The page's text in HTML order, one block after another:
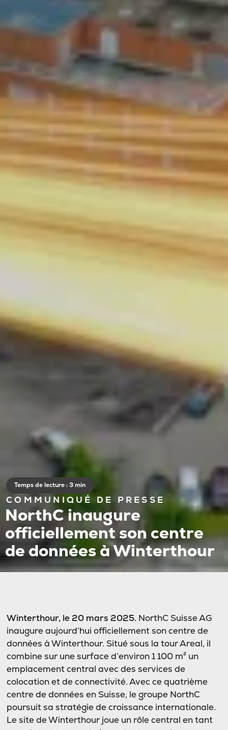
COMMUNIQUÉ DE PRESSE
Temps de lecture : 3 min
NorthC inaugure
officiellement son centre
de données à Winterthour
Winterthour, le 20 mars 2025. NorthC Suisse AG
inaugure aujourd’hui officiellement son centre de
données à Winterthour. Situé sous la tour Areal, il
combine sur une surface d’environ 1 100 m² un
emplacement central avec des services de
colocation et de connectivité. Avec ce quatrième
centre de données en Suisse, le groupe NorthC
poursuit sa stratégie de croissance internationale.
Le site de Winterthour joue un rôle central en tant